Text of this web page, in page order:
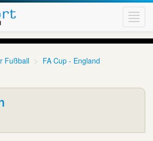
Fußball
FA Cup - England